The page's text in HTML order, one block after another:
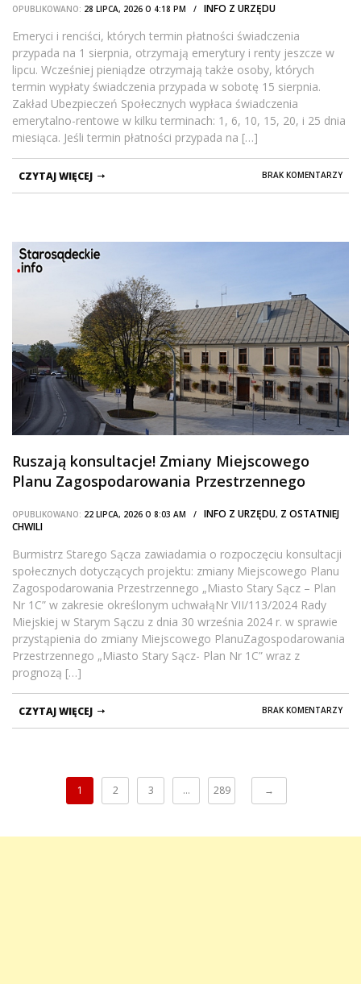
OPUBLIKOWANO: 28 LIPCA, 2026 O 4:18 PM / INFO Z URZĘDU
Emeryci i renciści, których termin płatności świadczenia
przypada na 1 sierpnia, otrzymają emerytury i renty jeszcze w
lipcu. Wcześniej pieniądze otrzymają także osoby, których
termin wypłaty świadczenia przypada w sobotę 15 sierpnia.
Zakład Ubezpieczeń Społecznych wypłaca świadczenia
emerytalno-rentowe w kilku terminach: 1, 6, 10, 15, 20, i 25 dnia
miesiąca. Jeśli termin płatności przypada na […]
BRAK KOMENTARZY
CZYTAJ WIĘCEJ
Ruszają konsultacje! Zmiany Miejscowego
Planu Zagospodarowania Przestrzennego
OPUBLIKOWANO: 22 LIPCA, 2026 O 8:03 AM / INFO Z URZĘDU, Z OSTATNIEJ
CHWILI
Burmistrz Starego Sącza zawiadamia o rozpoczęciu konsultacji
społecznych dotyczących projektu: zmiany Miejscowego Planu
Zagospodarowania Przestrzennego „Miasto Stary Sącz – Plan
Nr 1C” w zakresie określonym uchwałąNr VII/113/2024 Rady
Miejskiej w Starym Sączu z dnia 30 września 2024 r. w sprawie
przystąpienia do zmiany Miejscowego PlanuZagospodarowania
Przestrzennego „Miasto Stary Sącz- Plan Nr 1C” wraz z
prognozą […]
BRAK KOMENTARZY
CZYTAJ WIĘCEJ
1 2 3 … 289 →